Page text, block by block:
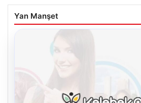
Yan Manşet